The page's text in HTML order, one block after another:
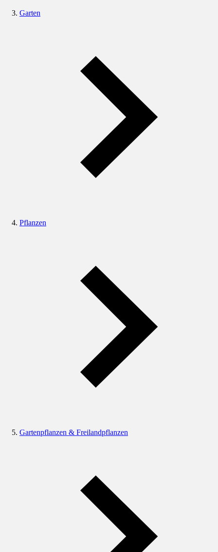
Garten
Pflanzen
Gartenpflanzen & Freilandpflanzen